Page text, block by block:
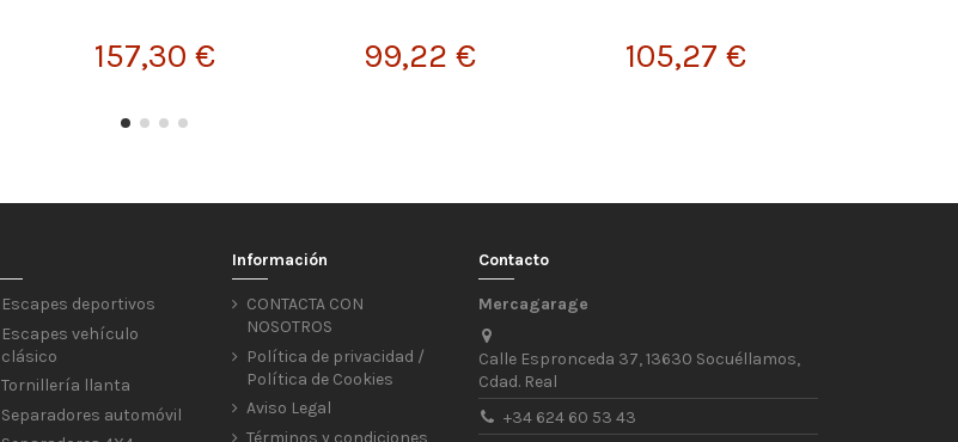
157,30 € 99,22 € 105,27 €
Escapes deportivos
Escapes vehículo
clásico
Tornillería llanta
Separadores automóvil
Información
CONTACTA CON
NOSOTROS
Política de privacidad /
Política de Cookies
Aviso Legal
Términos y condiciones
Contacto
Mercagarage
Calle Espronceda 37, 13630 Socuéllamos,
Cdad. Real
+34 624 60 53 43